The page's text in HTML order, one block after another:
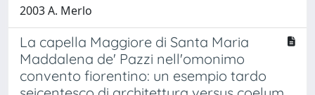
2003 A. Merlo
La capella Maggiore di Santa Maria
Maddalena de' Pazzi nell'omonimo
convento fiorentino: un esempio tardo